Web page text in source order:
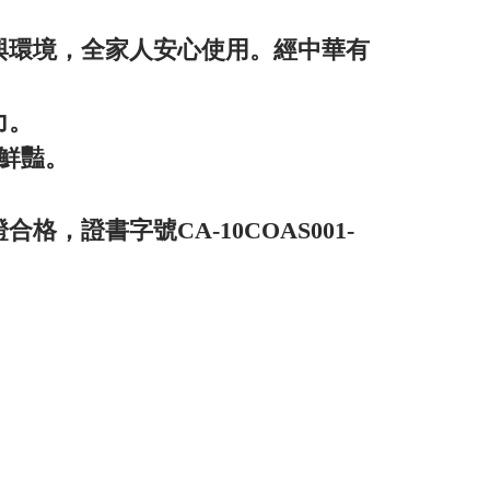
境，全家人安心使用。經中華有
豔。
格，證書字號CA-10COAS001-